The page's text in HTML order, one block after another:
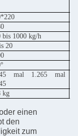
bis 1000 kg/h
20
mal 1.265 mal
kg
einen
den
zum